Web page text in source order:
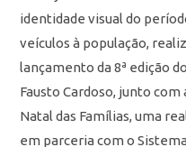
identidade visual do
veículos à população,
lançamento da 8ª edição
Fausto Cardoso, junto
Natal das Famílias, uma
em parceria com o